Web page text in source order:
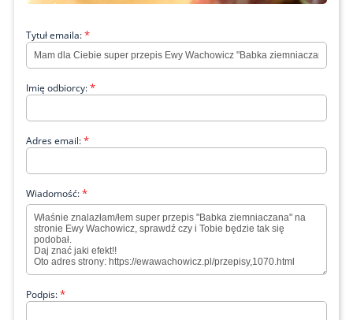
Tytuł emaila:*
Imię odbiorcy:*
Adres email:*
Wiadomość:*
Podpis:*